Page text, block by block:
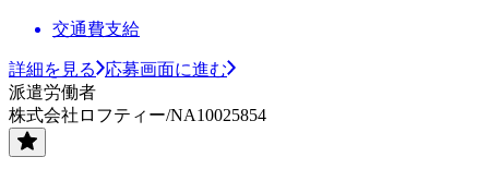
交通費支給
詳細を見る
応募画面に進む
派遣労働者
株式会社ロフティー/NA10025854